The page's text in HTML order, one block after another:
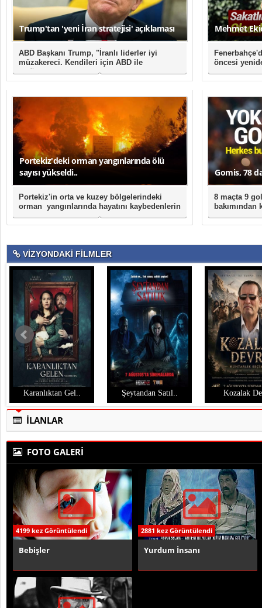
Trump'tan 'yeni İran stratejisi' açıklaması
ABD Başkanı Trump, "İranlı liderler iyi
müzakereci. Kendileri için ABD ile
olağanüstü bir anlaşma ya..
Portekiz'deki orman yangınlarında ölü
sayısı yükseldi..
Portekiz'in orta ve kuzey bölgelerindeki
orman yangınlarında hayatını kaybedenlerin
sayısı 35'e çık..
Mehmet
öncesi
sakatlık
Gomis, 78
8 maçta 9
geçiriyor.
VİZYONDAKİ FİLMLER
Karanlıktan Gel.. Şeytandan Satıl.. Kozalak
İLANLAR
FOTO GALERİ
4199 kez Görüntülendi
Bebişler
2881 kez Görüntülendi
Yurdum İnsanı